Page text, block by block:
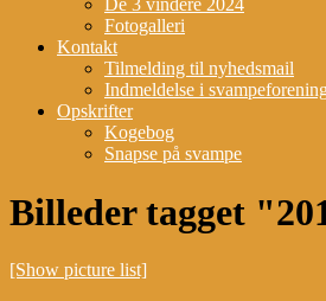
De 3 vindere 2024
Fotogalleri
Kontakt
Tilmelding til nyhedsmail
Indmeldelse i
Opskrifter
Kogebog
Snapse på svampe
Billeder tagget
[Show picture list]